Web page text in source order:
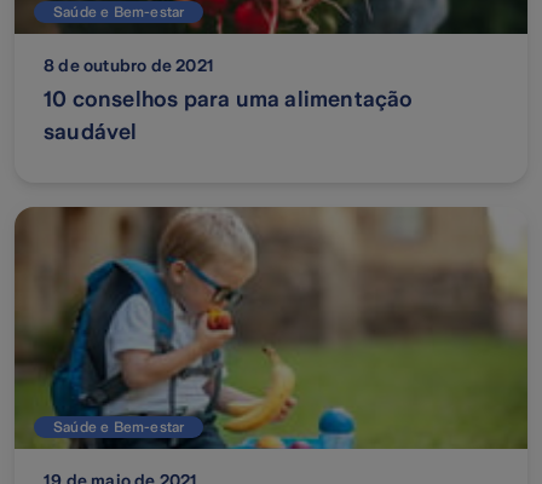
Saúde e Bem-estar
8 de outubro de 2021
10 conselhos para uma alimentação
saudável
Saúde e Bem-estar